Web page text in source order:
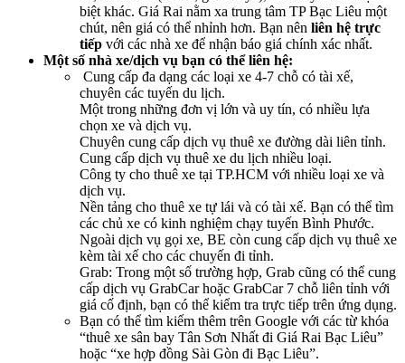
biệt khác. Giá Rai nằm xa trung tâm TP Bạc Liêu một
chút, nên giá có thể nhỉnh hơn. Bạn nên liên hệ trực
tiếp với các nhà xe để nhận báo giá chính xác nhất.
Một số nhà xe/dịch vụ bạn có thể liên hệ:
Cung cấp đa dạng các loại xe 4-7 chỗ có tài xế,
chuyên các tuyến du lịch.
Một trong những đơn vị lớn và uy tín, có nhiều lựa
chọn xe và dịch vụ.
Chuyên cung cấp dịch vụ thuê xe đường dài liên tỉnh.
Cung cấp dịch vụ thuê xe du lịch nhiều loại.
Công ty cho thuê xe tại TP.HCM với nhiều loại xe và
dịch vụ.
Nền tảng cho thuê xe tự lái và có tài xế. Bạn có thể tìm
các chủ xe có kinh nghiệm chạy tuyến Bình Phước.
Ngoài dịch vụ gọi xe, BE còn cung cấp dịch vụ thuê xe
kèm tài xế cho các chuyến đi tỉnh.
Grab: Trong một số trường hợp, Grab cũng có thể cung
cấp dịch vụ GrabCar hoặc GrabCar 7 chỗ liên tỉnh với
giá cố định, bạn có thể kiểm tra trực tiếp trên ứng dụng.
Bạn có thể tìm kiếm thêm trên Google với các từ khóa
“thuê xe sân bay Tân Sơn Nhất đi Giá Rai Bạc Liêu”
hoặc “xe hợp đồng Sài Gòn đi Bạc Liêu”.